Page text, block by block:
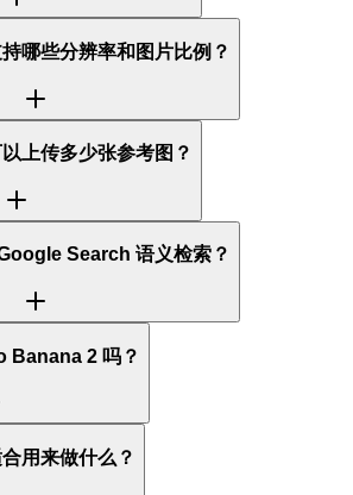
哪些分辨率和图片比例？
上传多少张参考图？
Search 语义检索？
Banana 2 吗？
用来做什么？